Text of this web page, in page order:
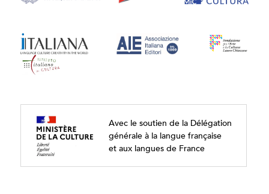
Avec le soutien de la Délégation
générale à la langue française
et aux langues de France